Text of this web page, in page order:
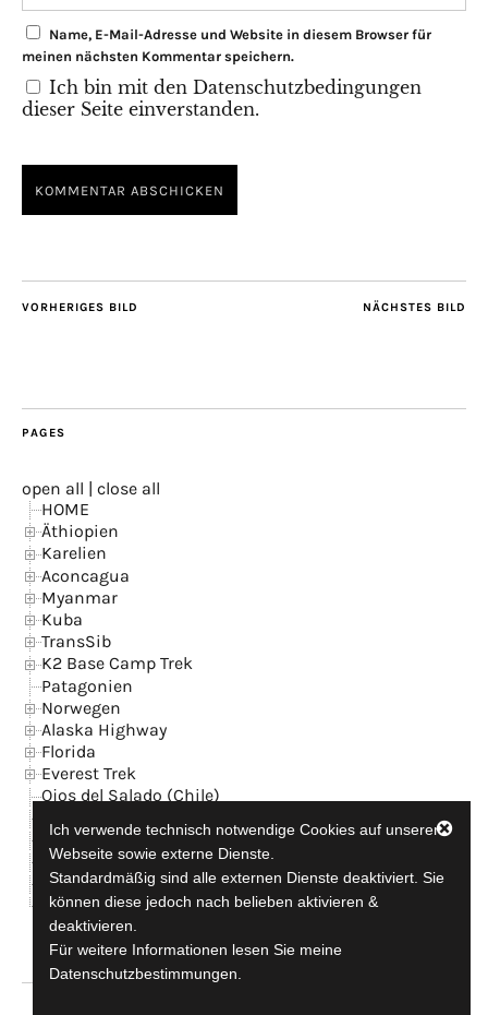
Name, E-Mail-Adresse und Website in diesem Browser für
meinen nächsten Kommentar speichern.
Ich bin mit den Datenschutzbedingungen
dieser Seite einverstanden.
NÄCHSTES BILD
VORHERIGES BILD
PAGES
open all | close all
HOME
Äthiopien
Karelien
Aconcagua
Myanmar
Kuba
TransSib
K2 Base Camp Trek
Patagonien
Norwegen
Alaska Highway
Florida
Everest Trek
Ojos del Salado (Chile)
News
Kontakt + GB
Datenschutzerklärung
Impressum
Ich verwende technisch notwendige Cookies auf unserer
Webseite sowie externe Dienste.
Standardmäßig sind alle externen Dienste deaktiviert. Sie
können diese jedoch nach belieben aktivieren &
deaktivieren.
Für weitere Informationen lesen Sie meine
Datenschutzbestimmungen.